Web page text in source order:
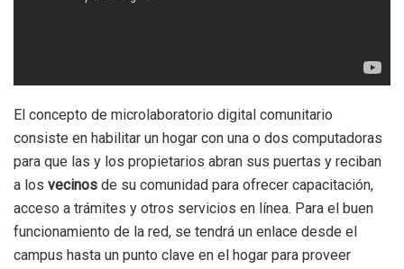
El concepto de microlaboratorio digital comunitario
consiste en habilitar un hogar con una o dos computadoras
para que las y los propietarios abran sus puertas y reciban
a los vecinos de su comunidad para ofrecer capacitación,
acceso a trámites y otros servicios en línea. Para el buen
funcionamiento de la red, se tendrá un enlace desde el
campus hasta un punto clave en el hogar para proveer